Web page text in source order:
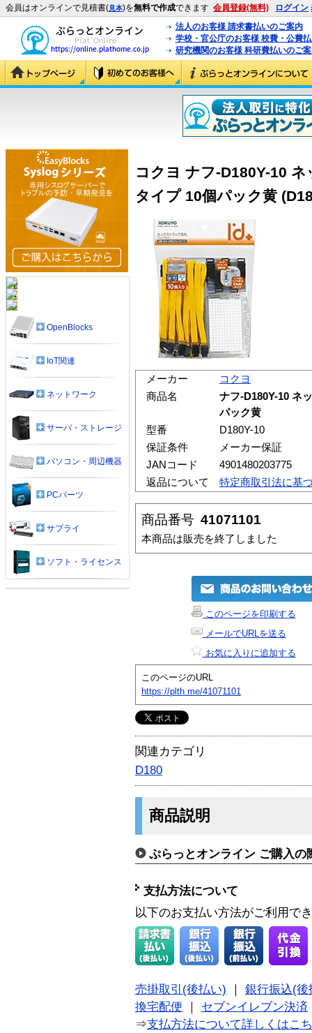
会員はオンラインで見積書(見本)を無料で作成できます 会員登録(無料) ログイン
法人のお客様 請求書払いのご案内
学校・官公庁のお客様 校費・公費
研究機関のお客様 科研費払いのご
コクヨ ナフ-D180Y-10
タイプ 10個パック黄
メーカー
コクヨ
商品名
ナフ-D180Y-10 ネ
パック黄
型番
D180Y-10
保証条件
メーカー保証
JANコード
4901480203775
返品について
特定商取引法に基
商品番号 41071101
本商品は販売を終了しました
このページを印刷する
メールでURLを送る
お気に入りに追加する
このページのURL
https://plth.me/41071101
関連カテゴリ
D180
商品説明
ぷらっとオンライン ご購入の
支払方法について
以下のお支払い方法がご利用で
売掛取引(後払い)
銀行振込(後
換宅配便
セブンイレブン決済
⇒支払方法について詳しくはこ
OpenBlocks
IoT関連
ネットワーク
サーバ・ストレージ
パソコン・周辺機器
PCパーツ
サプライ
ソフト・ライセンス